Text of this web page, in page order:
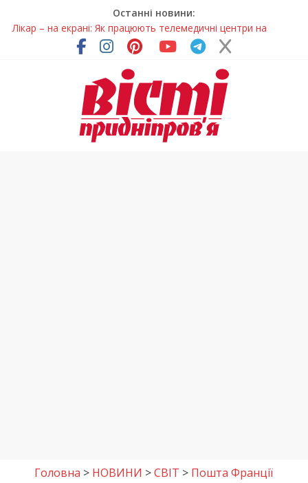
Останні новини:
Лікар – на екрані: Як працюють телемедичні центри на
Дніпропетровщині
У Дніпрі триває масштабна підготовка до опалювального
Пошуки тривають: на Дніпропетровщині досліджують місце
розташування легендарного монастиря (Фото)
Ветерани Дніпропетровщини отримують шанс на власне
Головна > НОВИНИ >СВІТ > Пошта Франції